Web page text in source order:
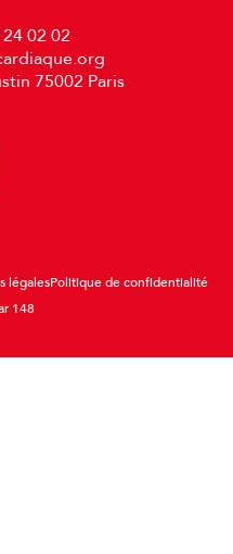
02 02
75002 Paris
légalesPolitique de confidentialité
148